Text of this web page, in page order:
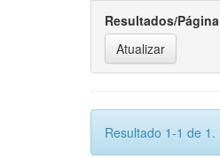
Resultados/Página
Resultado 1-1 de 1.